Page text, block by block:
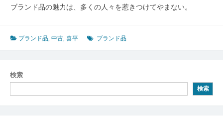
ブランド品の魅力は、多くの人々を惹きつけてやまない。
ブランド品,中古,喜平 ブランド品
検索
検索